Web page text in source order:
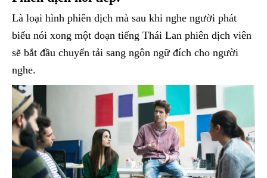
Là loại hình phiên dịch mà sau khi nghe người phát
biểu nói xong một đoạn tiếng Thái Lan phiên dịch viên
sẽ bắt đầu chuyển tải sang ngôn ngữ đích cho người
nghe.